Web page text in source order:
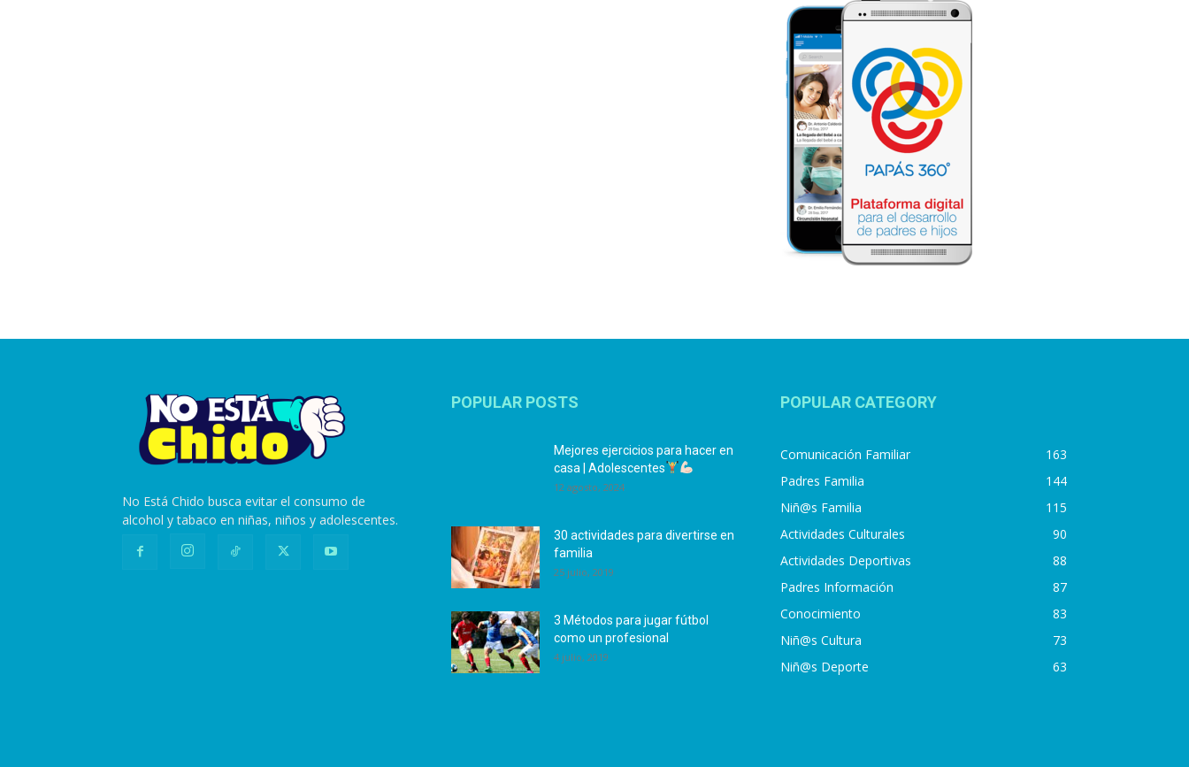
No Está Chido busca evitar el consumo de
alcohol y tabaco en niñas, niños y adolescentes.
POPULAR POSTS
Mejores ejercicios para hacer en
casa | Adolescentes
12 agosto, 2024
30 actividades para divertirse en
familia
25 julio, 2019
3 Métodos para jugar fútbol
como un profesional
4 julio, 2019
POPULAR CATEGORY
Comunicación Familiar
163
Padres Familia
144
Niñ@s Familia
115
Actividades Culturales
90
Actividades Deportivas
88
Padres Información
87
Conocimiento
83
Niñ@s Cultura
73
Niñ@s Deporte
63